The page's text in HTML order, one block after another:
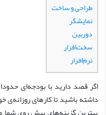
اطراحی و ساخت
نمایشگر
دوربین
سخت‌افزار
نرم‌افزار